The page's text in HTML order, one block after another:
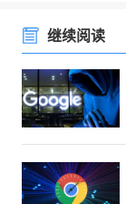
继续阅读